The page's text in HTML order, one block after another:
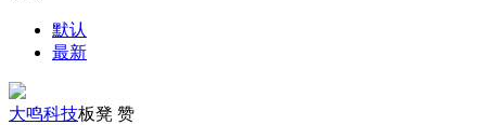
默认
最新
大鸣科技板凳 赞